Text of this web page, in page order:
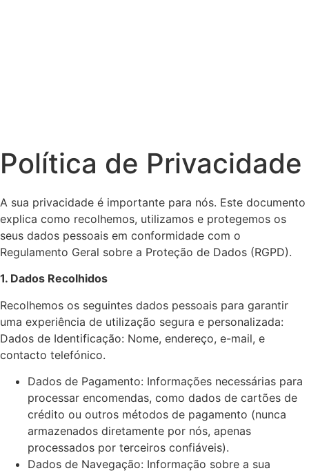
Política de Privacidade
A sua privacidade é importante para nós. Este documento
explica como recolhemos, utilizamos e protegemos os
seus dados pessoais em conformidade com o
Regulamento Geral sobre a Proteção de Dados (RGPD).
1. Dados Recolhidos
Recolhemos os seguintes dados pessoais para garantir
uma experiência de utilização segura e personalizada:
Dados de Identificação: Nome, endereço, e-mail, e
contacto telefónico.
Dados de Pagamento: Informações necessárias para
processar encomendas, como dados de cartões de
crédito ou outros métodos de pagamento (nunca
armazenados diretamente por nós, apenas
processados por terceiros confiáveis).
Dados de Navegação: Informação sobre a sua